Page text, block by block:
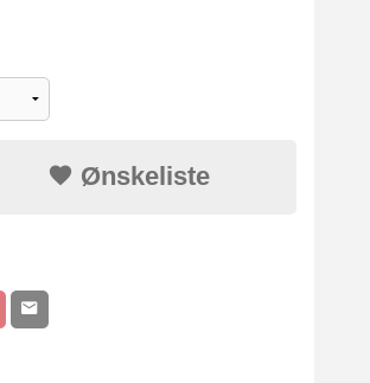
Ønskeliste